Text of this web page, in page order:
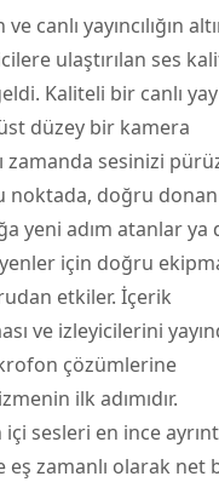
canlı yayıncılığın
ulaştırılan ses
Kaliteli bir canlı
düzey bir kamera
sesinizi
noktada, doğru
yeni adım atanlar ya
için doğru
etkiler. İçerik
ve izleyicilerini
çözümlerine
ilk adımıdır.
sesleri en ince
zamanlı olarak net